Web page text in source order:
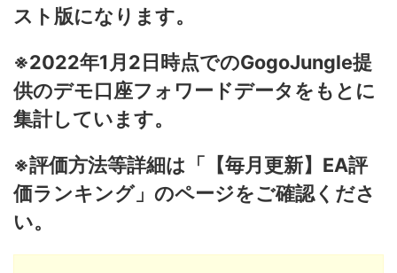
スト版になります。
※2022年1月2日時点でのGogoJungle提
供のデモ口座フォワードデータをもとに
集計しています。
※評価方法等詳細は「【毎月更新】EA評
価ランキング」のページをご確認くださ
い。